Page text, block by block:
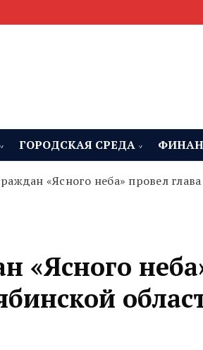
ГОРОДСКАЯ СРЕДА
«Ясного неба» провел
«Ясного